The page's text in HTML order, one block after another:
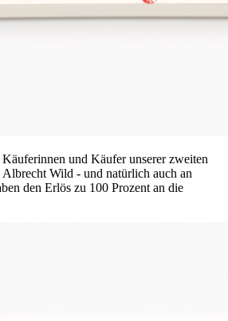
und Käufer unserer zweiten
Wild - und natürlich auch an
den Erlös zu 100 Prozent an die